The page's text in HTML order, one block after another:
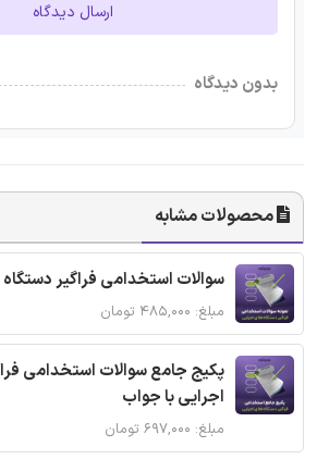
ارسال دیدگاه
بدون دیدگاه
محصولات مشابه
سوالات استخدامی فراگیر
مبلغ: ۴۸۵,۰۰۰ تومان
پکیج جامع سوالات استخدامی
اجرایی با جواب
مبلغ: ۶۹۷,۰۰۰ تومان